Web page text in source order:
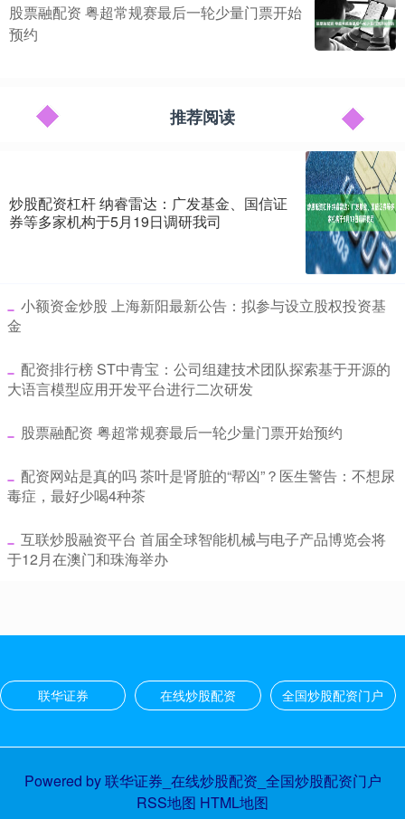
股票融配资 粤超常规赛最后一轮少量门票开始
预约
推荐阅读
炒股配资杠杆 纳睿雷达：广发基金、国信证
券等多家机构于5月19日调研我司
​小额资金炒股 上海新阳最新公告：拟参与设立股权投资基
金
​配资排行榜 ST中青宝：公司组建技术团队探索基于开源的
大语言模型应用开发平台进行二次研发
​股票融配资 粤超常规赛最后一轮少量门票开始预约
​配资网站是真的吗 茶叶是肾脏的“帮凶”？医生警告：不想尿
毒症，最好少喝4种茶
​互联炒股融资平台 首届全球智能机械与电子产品博览会将
于12月在澳门和珠海举办
联华证券 在线炒股配资 全国炒股配资门户
Powered by联华证券_在线炒股配资_全国炒股配资门户
RSS地图 HTML地图